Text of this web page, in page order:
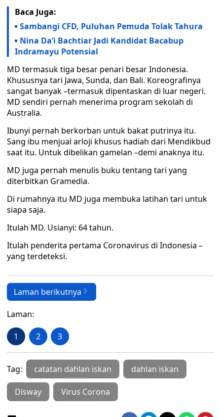
Baca Juga:
Sambangi CFD, Puluhan Pemuda Tolak Tahura
Nina Da’i Bachtiar Jadi Kandidat Bacabup
Indramayu Potensial
MD termasuk tiga besar penari besar Indonesia.
Khususnya tari Jawa, Sunda, dan Bali. Koreografinya
sangat banyak –termasuk dipentaskan di luar negeri.
MD sendiri pernah menerima program sekolah di
Australia.
Ibunyi pernah berkorban untuk bakat putrinya itu.
Sang ibu menjual arloji khusus hadiah dari Mendikbud
saat itu. Untuk dibelikan gamelan –demi anaknya itu.
MD juga pernah menulis buku tentang tari yang
diterbitkan Gramedia.
Di rumahnya itu MD juga membuka latihan tari untuk
siapa saja.
Itulah MD. Usianyi: 64 tahun.
Itulah penderita pertama Coronavirus di Indonesia –
yang terdeteksi.
Laman berikutnya
Laman:
1 2 3
Tag: catatan dahlan iskan dahlan iskan
Disway Virus Corona